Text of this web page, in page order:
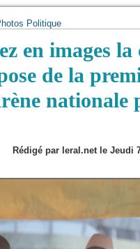
Politique
en images la
de la
nationale
Rédigé par leral.net le Jeudi